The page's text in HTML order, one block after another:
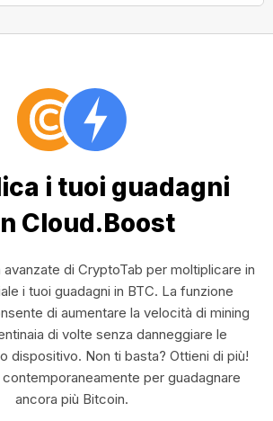
i tuoi guadagni
Cloud.Boost
avanzate di CryptoTab per moltiplicare in
i tuoi guadagni in BTC. La funzione
di aumentare la velocità di mining
di volte senza danneggiare le
dispositivo. Non ti basta? Ottieni di più!
per guadagnare
ancora più Bitcoin.